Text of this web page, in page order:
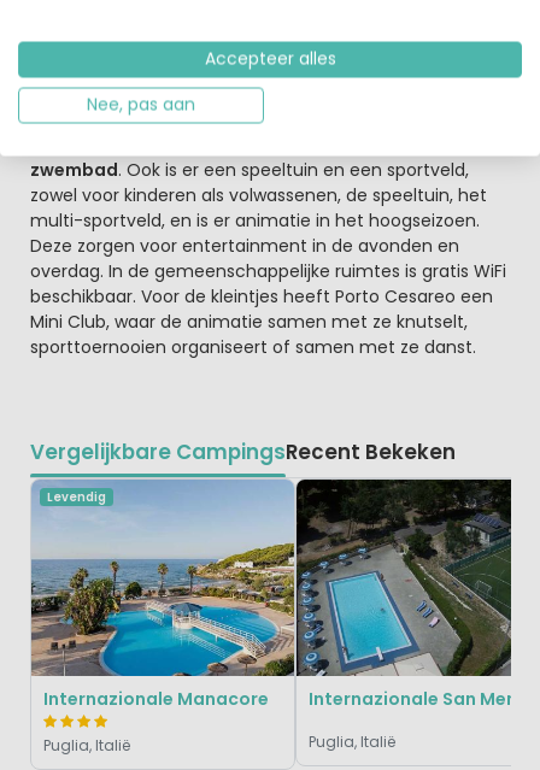
proeven. De lokale producten kan je ook kopen bij de
Entertainment
zwembad. Ook is er een speeltuin en een sportveld,
zowel voor kinderen als volwassenen, de speeltuin, het
multi-sportveld, en is er animatie in het hoogseizoen.
Deze zorgen voor entertainment in de avonden en
overdag. In de gemeenschappelijke ruimtes is gratis WiFi
beschikbaar. Voor de kleintjes heeft Porto Cesareo een
Mini Club, waar de animatie samen met ze knutselt,
sporttoernooien organiseert of samen met ze danst.
Vergelijkbare CampingsRecent Bekeken
Levendig
Internazionale Manacore
Puglia, Italië
Internazionale San
Puglia, Italië
Accepteer alles
Nee, pas aan